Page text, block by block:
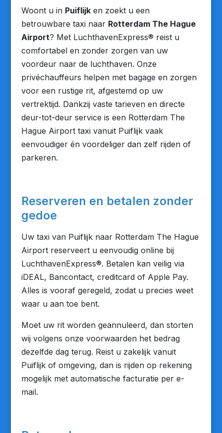
Woont u in Puiflijken zoekt u een
betrouwbare taxi naar Rotterdam The Hague
Airport? Met LuchthavenExpress® reist u
comfortabel en zonder zorgen van uw
voordeur naar de luchthaven. Onze
privéchauffeurs helpen met bagage en zorgen
voor een rustige rit, afgestemd op uw
vertrektijd. Dankzij vaste tarieven en directe
deur-tot-deur service is een Rotterdam The
Hague Airport taxi vanuit Puiflijk vaak
eenvoudiger én voordeliger dan zelf rijden of
parkeren.
Reserveren en betalen zonder
gedoe
Uw taxi van Puiflijk naar Rotterdam The Hague
Airport reserveert u eenvoudig online bij
LuchthavenExpress®. Betalen kan veilig via
iDEAL, Bancontact, creditcard of Apple Pay.
Alles is vooraf geregeld, zodat u precies weet
waar u aan toe bent.
Moet uw rit worden geannuleerd, dan storten
wij volgens onze voorwaarden het bedrag
dezelfde dag terug. Reist u zakelijk vanuit
Puiflijk of omgeving, dan is rijden op rekening
mogelijk met automatische facturatie per e-
mail.